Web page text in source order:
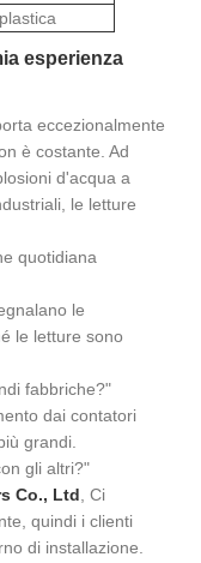
esperienza
eccezionalmente
è costante. Ad
d'acqua a
le letture
quotidiana
le
le letture sono
fabbriche?"
dai contatori
grandi.
gli altri?"
Co., Ltd , Ci
quindi i clienti
di installazione.